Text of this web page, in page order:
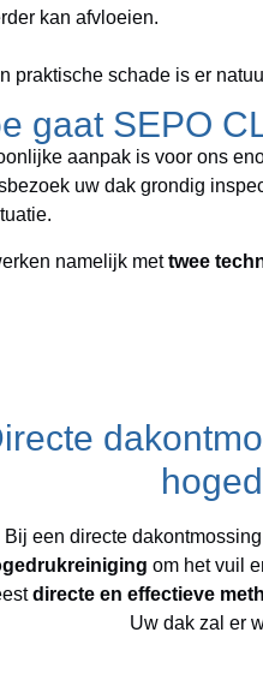
kan afvloeien.
praktische schade is er
gaat SEPO
aanpak is voor ons
uw dak grondig
namelijk mettwee
Bij een directe
om het vuil
directe en effectieve
Uw dak zal er